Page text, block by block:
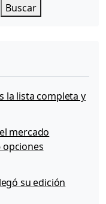
Buscar
la lista completa y
mercado
opciones
su edición